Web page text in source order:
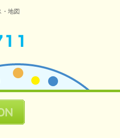
・地図
671-